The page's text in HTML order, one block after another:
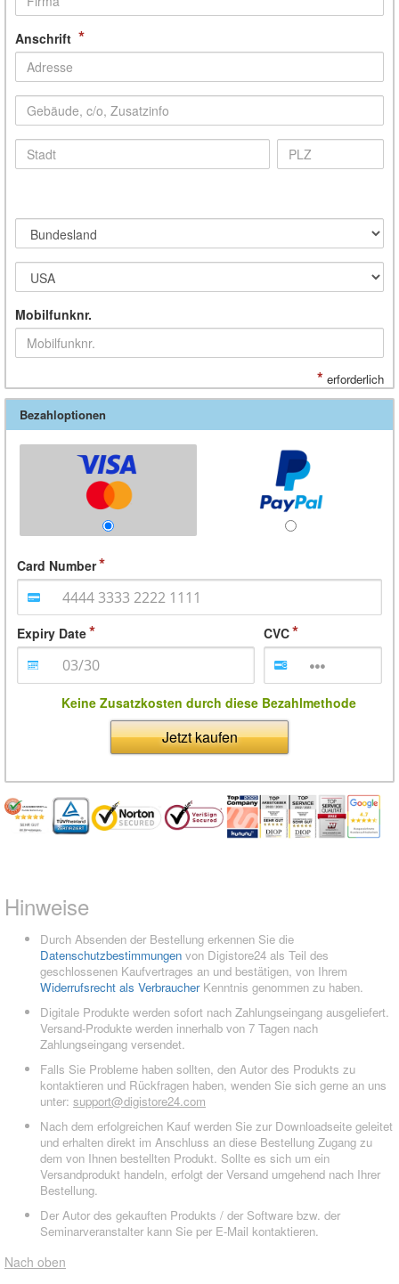
Anschrift *
Mobilfunknr.
* erforderlich
Bezahloptionen
Card Number
Expiry Date CVC
Keine Zusatzkosten durch diese Bezahlmethode
Jetzt kaufen
Hinweise
Durch Absenden der Bestellung erkennen Sie die
Datenschutzbestimmungen von Digistore24 als Teil des
geschlossenen Kaufvertrages an und bestätigen, von Ihrem
Widerrufsrecht als VerbraucherKenntnis genommen zu haben.
Digitale Produkte werden sofort nach Zahlungseingang ausgeliefert.
Versand-Produkte werden innerhalb von 7 Tagen nach
Zahlungseingang versendet.
Falls Sie Probleme haben sollten, den Autor des Produkts zu
kontaktieren und Rückfragen haben, wenden Sie sich gerne an uns
unter: support@digistore24.com
Nach dem erfolgreichen Kauf werden Sie zur Downloadseite geleitet
und erhalten direkt im Anschluss an diese Bestellung Zugang zu
dem von Ihnen bestellten Produkt. Sollte es sich um ein
Versandprodukt handeln, erfolgt der Versand umgehend nach Ihrer
Bestellung.
Der Autor des gekauften Produkts / der Software bzw. der
Seminarveranstalter kann Sie per E-Mail kontaktieren.
Nach oben